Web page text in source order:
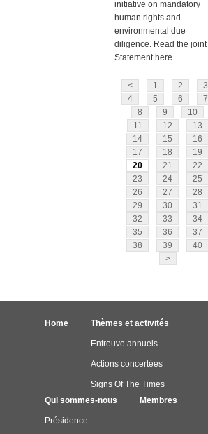
initiative on mandatory
human rights and
environmental due
diligence. Read the joint
Statement here.
< 1 2
3
4
5 6
7
8
9
10
11
12
13
14
15
16
17
18
19
20
21
22
23
24
25
26
27
28
29
30
31
32
33
34
35
36
37
38
39
40
>
Home Thèmes et activités
Entreuve annuels
Actions concertées
Signs Of The Times
Qui sommes-nous
Présidence
Membres